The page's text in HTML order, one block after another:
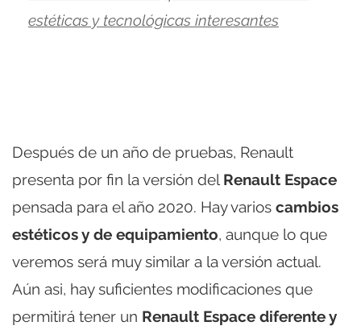
estéticas y tecnológicas interesantes
Después de un año de pruebas, Renault
presenta por fin la versión del Renault Espace
pensada para el año 2020. Hay varios cambios
estéticos y de equipamiento, aunque lo que
veremos será muy similar a la versión actual.
Aún asi, hay suficientes modificaciones que
permitirá tener un Renault Espace diferente y